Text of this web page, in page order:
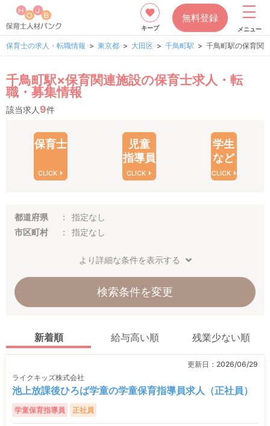
キープ
無料登録
メニュー
保育士の求人・転職情報 東京都 大田区 千鳥町駅 千鳥町駅の保育関
千鳥町駅×保育関連施設の保育士求人・転
職・募集情報
該当求人 9件
保育士
CLICK
児童
指導員
CLICK
学生
など
CLICK
都道府県
指定なし
市区町村
指定なし
より詳細な条件を表示する
検索条件を変更
新着順 給与高い順 残業少ない順
更新日： 2026/06/29
ライクキッズ株式会社
池上放課後ひろば学童の学童保育指導員求人（正社員）
学童保育指導員 正社員